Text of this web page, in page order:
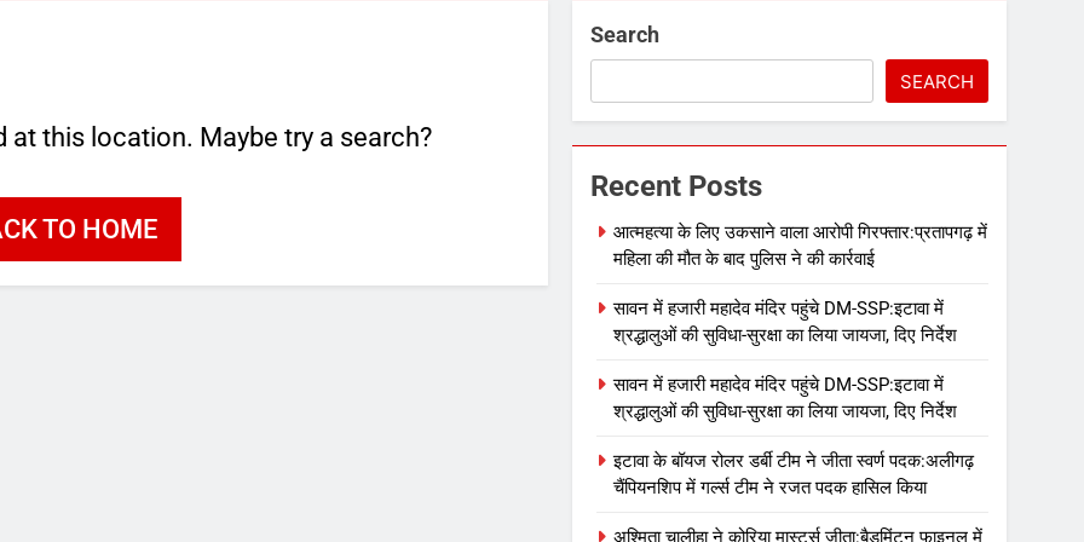
this location. Maybe try a search?
TO HOME
Search
SEARCH
Recent Posts
आत्महत्या के लिए उकसाने वाला आरोपी गिरफ्तार:प्रतापगढ़ में
महिला की मौत के बाद पुलिस ने की कार्रवाई
सावन में हजारी महादेव मंदिर पहुंचे DM-SSP:इटावा में
श्रद्धालुओं की सुविधा-सुरक्षा का लिया जायजा, दिए निर्देश
सावन में हजारी महादेव मंदिर पहुंचे DM-SSP:इटावा में
श्रद्धालुओं की सुविधा-सुरक्षा का लिया जायजा, दिए निर्देश
इटावा के बॉयज रोलर डर्बी टीम ने जीता स्वर्ण पदक:अलीगढ़
चैंपियनशिप में गर्ल्स टीम ने रजत पदक हासिल किया
अश्मिता चालीहा ने कोरिया मास्टर्स जीता:बैडमिंटन फाइनल में